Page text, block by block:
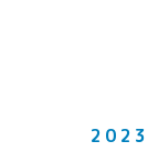
2023